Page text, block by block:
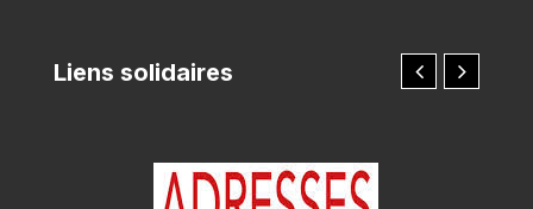
Liens solidaires